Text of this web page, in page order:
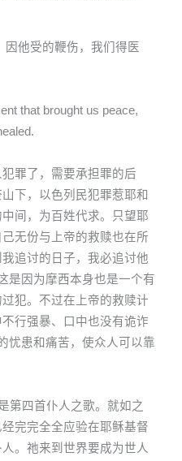
因他受的鞭伤，我们得医
that brought us peace,
罪了，需要承担罪的后
下，以色列民犯罪惹耶和
间，为百姓代求。只望耶
无份与上帝的救赎也在所
追讨的日子，我必追讨他
是因为摩西本身也是一个有
犯。不过在上帝的救赎计
行强暴、口中也没有诡诈
忧患和痛苦，使众人可以靠
第四首仆人之歌。就如之
完完全全应验在耶稣基督
。祂来到世界要成为世人